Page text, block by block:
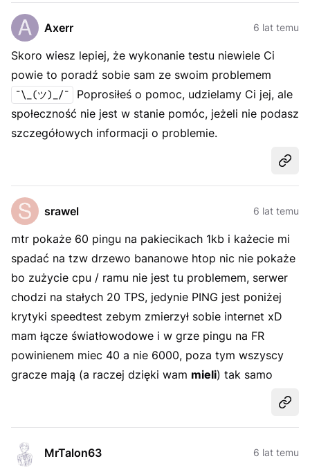
Axerr 6 lat temu
Skoro wiesz lepiej, że wykonanie testu niewiele Ci
powie to poradź sobie sam ze swoim problemem
¯\_(ツ)_/¯
Poprosiłeś o pomoc, udzielamy Ci jej, ale
społeczność nie jest w stanie pomóc, jeżeli nie podasz
szczegółowych informacji o problemie.
srawel 6 lat temu
mtr pokaże 60 pingu na pakiecikach 1kb i każecie mi
spadać na tzw drzewo bananowe htop nic nie pokaże
bo zużycie cpu / ramu nie jest tu problemem, serwer
chodzi na stałych 20 TPS, jedynie PING jest poniżej
krytyki speedtest zebym zmierzył sobie internet xD
mam łącze światłowodowe i w grze pingu na FR
powinienem miec 40 a nie 6000, poza tym wszyscy
gracze mają (a raczej dzięki wam mieli) tak samo
MrTalon63 6 lat temu